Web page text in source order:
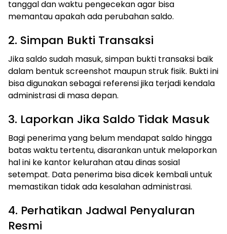
tanggal dan waktu pengecekan agar bisa
memantau apakah ada perubahan saldo.
2. Simpan Bukti Transaksi
Jika saldo sudah masuk, simpan bukti transaksi baik
dalam bentuk screenshot maupun struk fisik. Bukti ini
bisa digunakan sebagai referensi jika terjadi kendala
administrasi di masa depan.
3. Laporkan Jika Saldo Tidak Masuk
Bagi penerima yang belum mendapat saldo hingga
batas waktu tertentu, disarankan untuk melaporkan
hal ini ke kantor kelurahan atau dinas sosial
setempat. Data penerima bisa dicek kembali untuk
memastikan tidak ada kesalahan administrasi.
4. Perhatikan Jadwal Penyaluran
Resmi